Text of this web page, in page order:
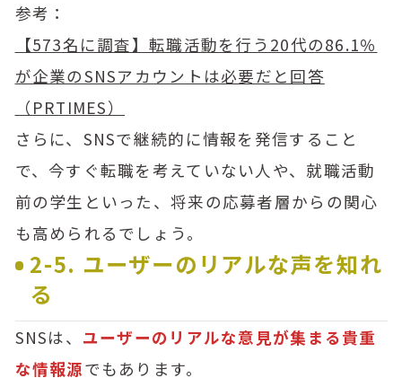
参考：
【573名に調査】転職活動を行う20代の86.1％
が企業のSNSアカウントは必要だと回答
（PRTIMES）
さらに、SNSで継続的に情報を発信すること
で、今すぐ転職を考えていない人や、就職活動
前の学生といった、将来の応募者層からの関心
も高められるでしょう。
2-5. ユーザーのリアルな声を知れ
る
SNSは、 ユーザーのリアルな意見が集まる貴重
な情報源でもあります。